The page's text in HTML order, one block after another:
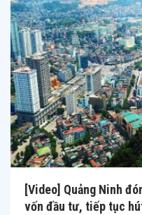
[Video] Quảng Ninh
vốn đầu tư, tiếp tục